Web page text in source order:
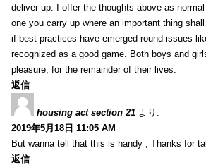
deliver up. I offer the thoughts above as
one you carry up where an important thing
if best practices have emerged round issues
recognized as a good game. Both boys and
pleasure, for the remainder of their lives.
返信
housing act section 21 より:
2019年5月18日 11:05 AM
But wanna tell that this is handy , Thanks for
返信